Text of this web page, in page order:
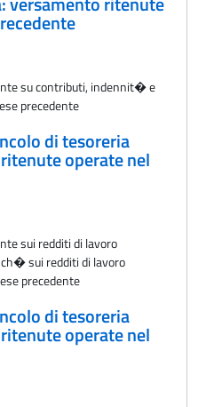
su contributi, indennit� e
precedente
di tesoreria
operate nel
sui redditi di lavoro
sui redditi di lavoro
precedente
di tesoreria
operate nel